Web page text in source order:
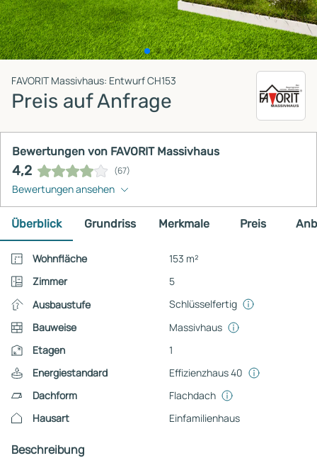
FAVORIT Massivhaus: Entwurf CH153
Preis auf Anfrage
Bewertungen von FAVORIT Massivhaus
4,2 (67)
Bewertungen ansehen
Überblick Grundriss Merkmale Preis
Wohnfläche
153 m²
Zimmer
5
Ausbaustufe
Schlüsselfertig
Bauweise
Massivhaus
Etagen
1
Energiestandard
Effizienzhaus 40
Dachform
Flachdach
Hausart
Einfamilienhaus
Beschreibung